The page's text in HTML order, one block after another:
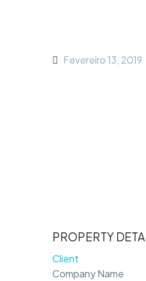
Fevereiro 13, 2019
PROPERTY
Client
Company Name